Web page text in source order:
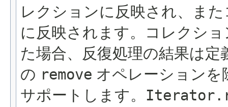
レクションに反映され、ま
に反映されます。コレクシ
た場合、反復処理の結果は
の remove オペレーションを
サポートします。